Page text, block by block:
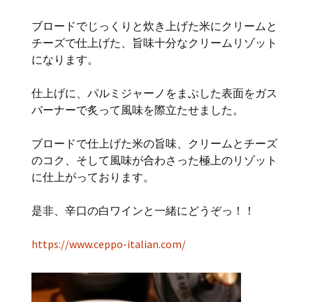
ブロードでじっくりと炊き上げた米にクリームと
チーズで仕上げた、旨味十分なクリームリゾット
になります。
仕上げに、パルミジャーノをまぶした表面をガス
バーナーで炙って風味を際立たせました。
ブロードで仕上げた米の旨味、クリームとチーズ
のコク、そして風味が合わさった極上のリゾット
に仕上がっております。
是非、辛口の白ワインと一緒にどうぞっ！！
https://www.ceppo-italian.com/